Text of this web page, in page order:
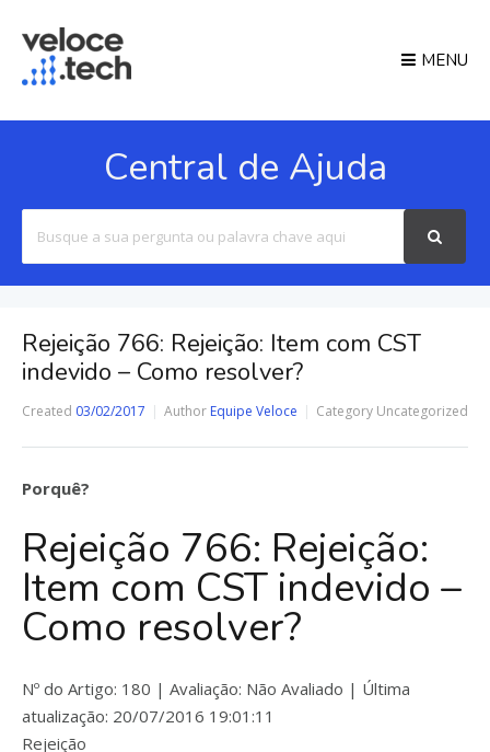
MENU
Central de Ajuda
For
Rejeição 766: Rejeição: Item com CST
indevido – Como resolver?
Created 03/02/2017 Author Equipe Veloce Category Uncategorized
Porquê?
Rejeição 766: Rejeição:
Item com CST indevido –
Como resolver?
Nº do Artigo: 180 | Avaliação: Não Avaliado | Última
atualização: 20/07/2016 19:01:11
Rejeição